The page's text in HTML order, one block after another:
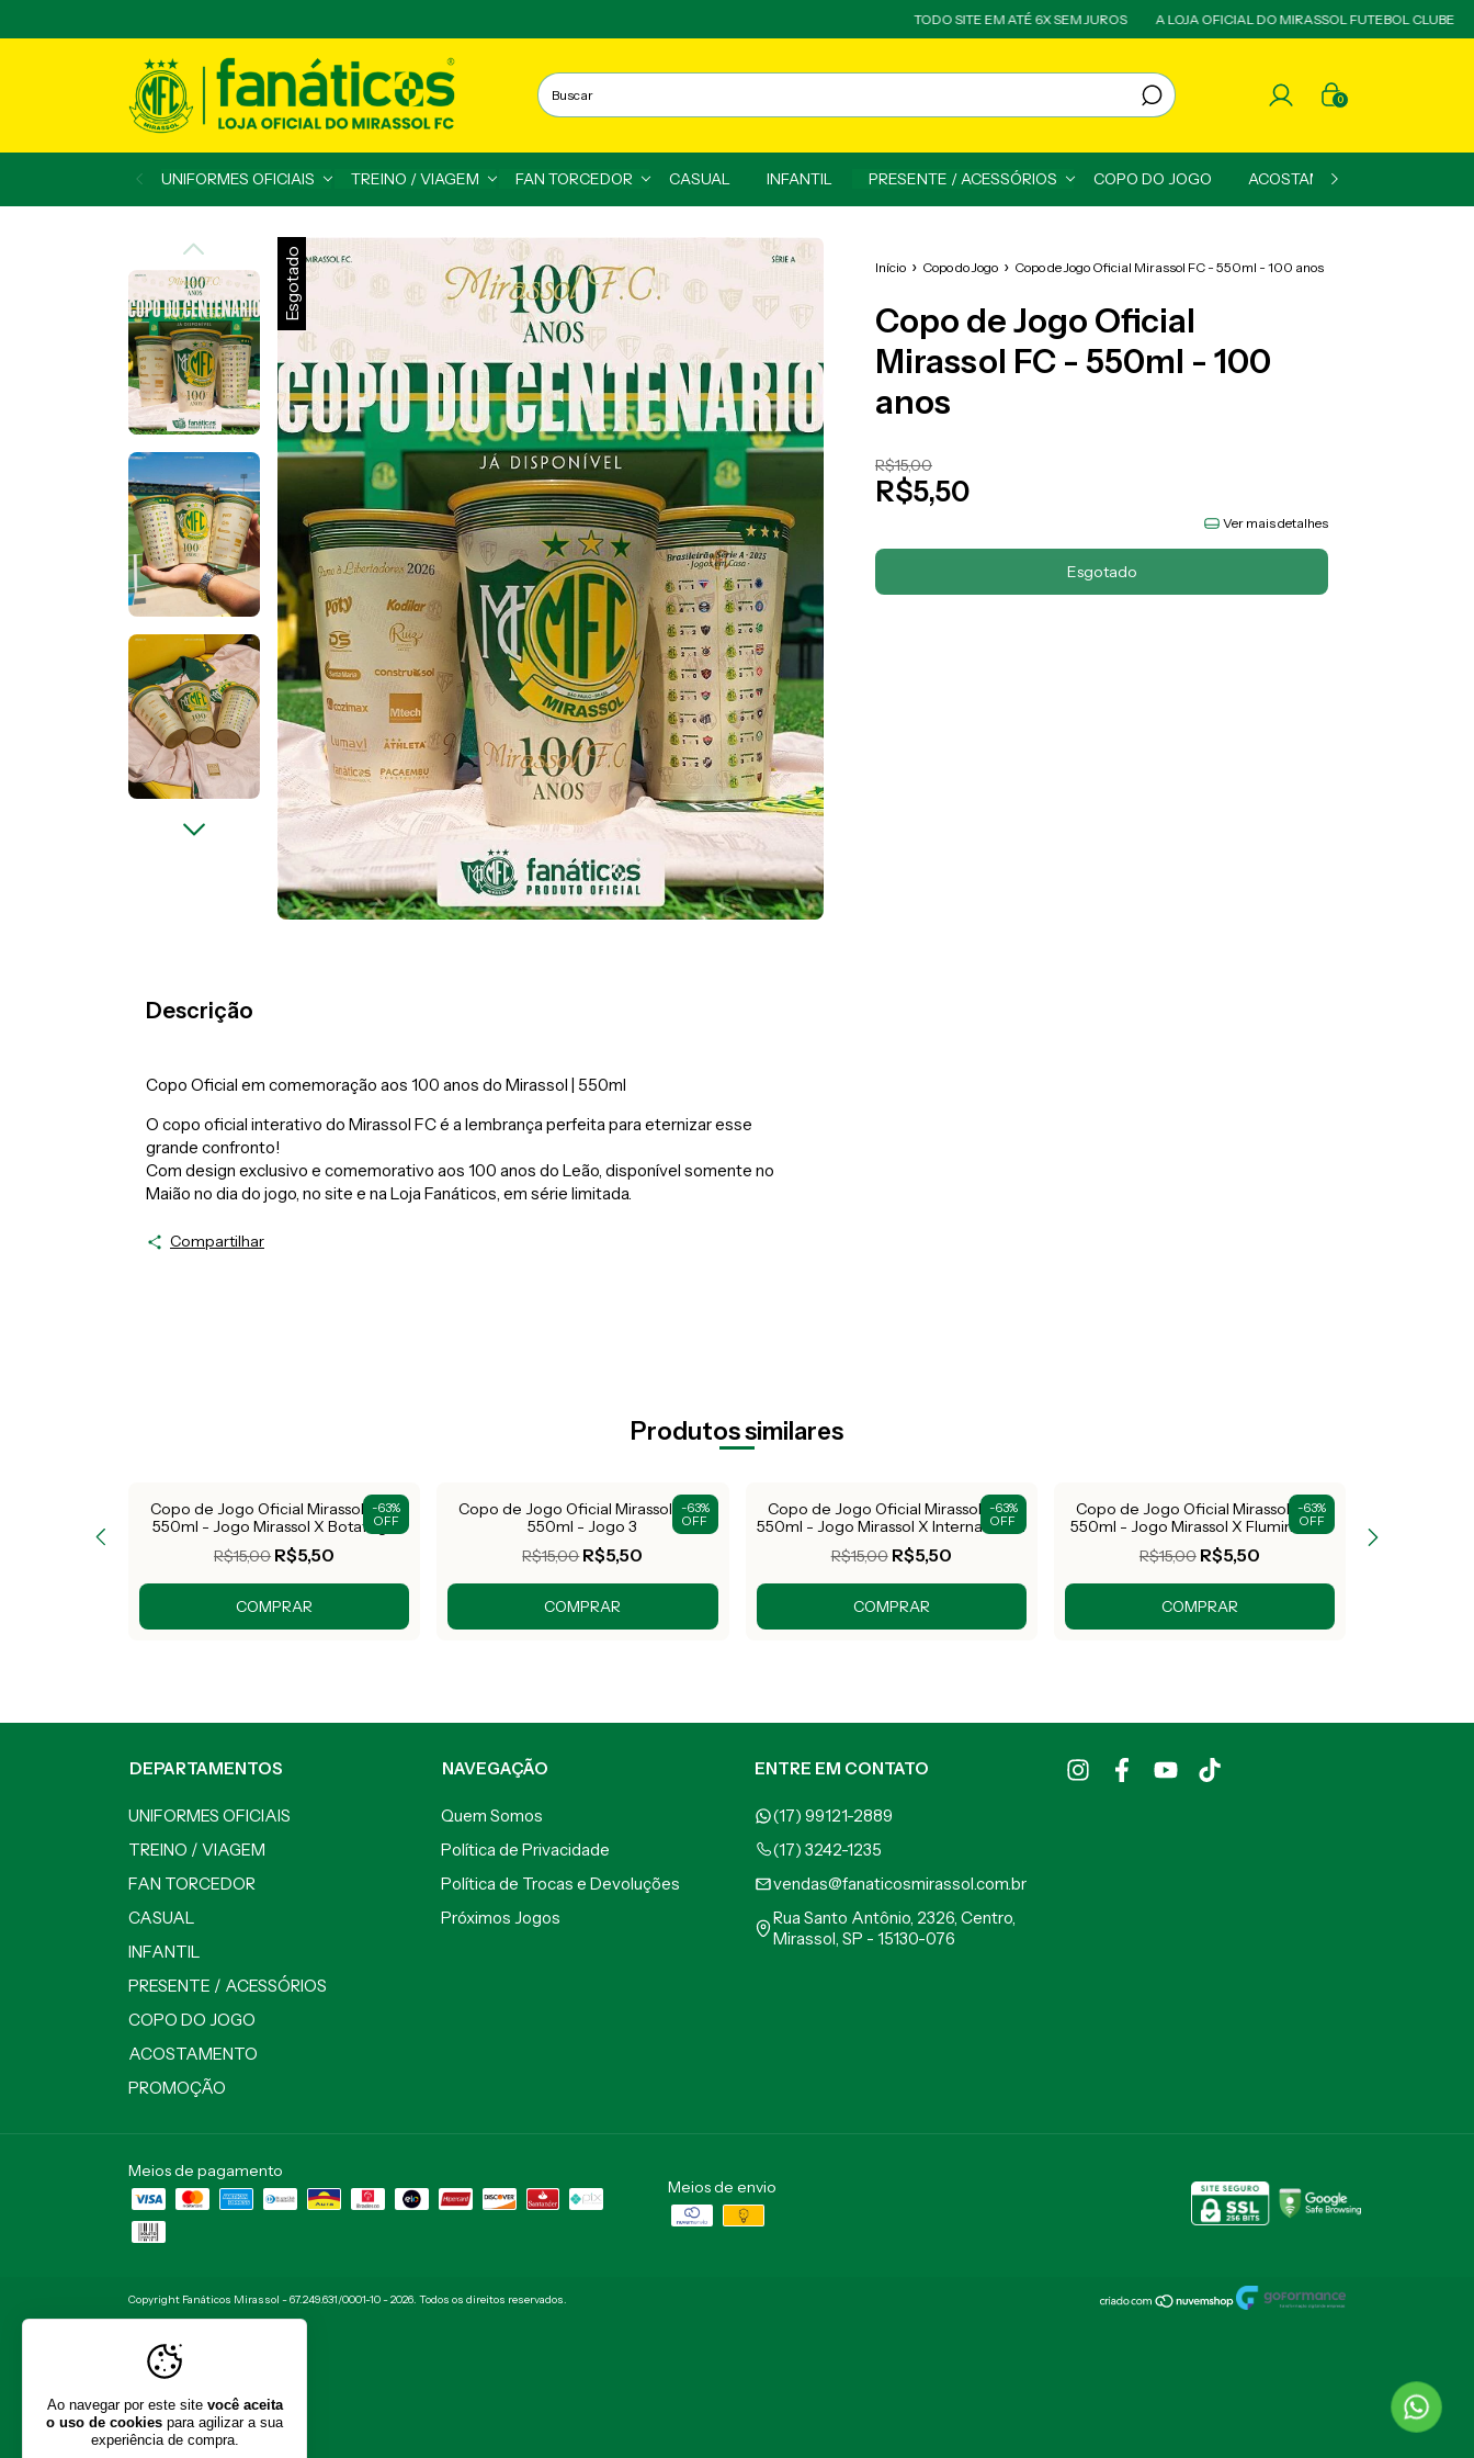
TODO SITE EM ATÉ 6X SEM JUROS A LOJA OFICIAL DO MIRASSOL FUTEBOL CLUBE
0
UNIFORMES OFICIAIS TREINO / VIAGEM FAN TORCEDOR CASUAL INFANTIL PRESENTE / ACESSÓRIOS COPO DO JOGO ACOSTAMENTO
Ao navegar por este site você aceita
o uso de cookies para agilizar a sua
experiência de compra.
Esgotado
Descrição
Copo Oficial em comemoração aos 100 anos do Mirassol | 550ml
O copo oficial interativo do Mirassol FC é a lembrança perfeita para eternizar esse
grande confronto!
Com design exclusivo e comemorativo aos 100 anos do Leão, disponível somente no
Maião no dia do jogo, no site e na Loja Fanáticos, em série limitada.
Compartilhar
Início Copo do Jogo Copo de Jogo Oficial Mirassol FC - 550ml - 100 anos
Copo de Jogo Oficial
Mirassol FC - 550ml - 100
anos
R$5,50
R$15,00
Ver mais detalhes
Produtos similares
Copo de Jogo Oficial Mirassol FC -
550ml - Jogo Mirassol X Botafogo
R$15,00 R$5,50
-63%
OFF
Copo de Jogo Oficial Mirassol FC -
550ml - Jogo 3
R$15,00R$5,50
-63%
OFF
Copo de Jogo Oficial Mirassol FC -
550ml - Jogo Mirassol X Internacional
R$15,00R$5,50
-63%
OFF
Copo de Jogo Oficial Mirassol FC -
550ml - Jogo Mirassol X Fluminense
R$15,00R$5,50
-63%
OFF
DEPARTAMENTOS
UNIFORMES OFICIAIS
TREINO / VIAGEM
FAN TORCEDOR
CASUAL
INFANTIL
PRESENTE / ACESSÓRIOS
COPO DO JOGO
ACOSTAMENTO
PROMOÇÃO
NAVEGAÇÃO
Quem Somos
Política de Privacidade
Política de Trocas e Devoluções
Próximos Jogos
ENTRE EM CONTATO
(17) 99121-2889
(17) 3242-1235
vendas@fanaticosmirassol.com.br
Rua Santo Antônio, 2326, Centro,
Mirassol, SP - 15130-076
Meios de pagamento
Meios de envio
Copyright Fanáticos Mirassol - 67.249.631/0001-10 - 2026. Todos os direitos reservados.